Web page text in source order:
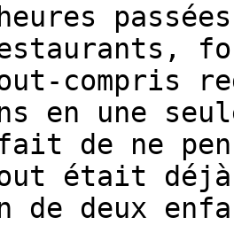
compris
en une
de ne
était déjà
de deux